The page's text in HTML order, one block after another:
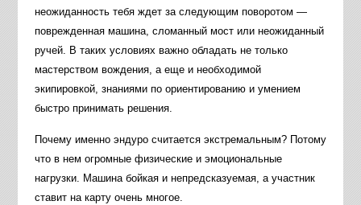
неожиданность тебя ждет за следующим поворотом —
поврежденная машина, сломанный мост или неожиданный
ручей. В таких условиях важно обладать не только
мастерством вождения, а еще и необходимой
экипировкой, знаниями по ориентированию и умением
быстро принимать решения.
Почему именно эндуро считается экстремальным? Потому
что в нем огромные физические и эмоциональные
нагрузки. Машина бойкая и непредсказуемая, а участник
ставит на карту очень многое.